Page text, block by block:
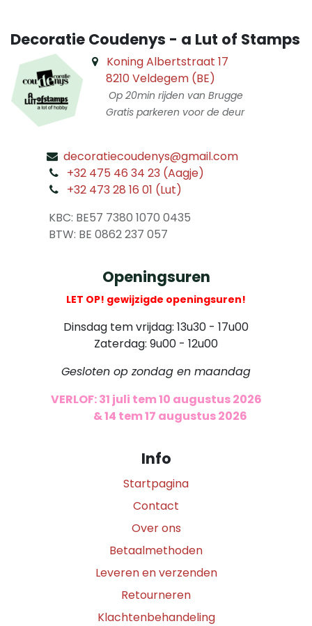
Decoratie Coudenys - a Lut of Stamps
Koning Albertstraat 17
8210 Veldegem (BE)
Op 20min rijden van Brugge
Gratis parkeren voor de deur
decoratiecoudenys@gmail.com
+32 475 46 34 23 (Aagje)
+32 473 28 16 01 (Lut)
KBC: BE57 7380 1070 0435
​ BTW: BE 0862 237 057
Openingsuren
LET OP! gewijzigde openingsuren!
Dinsdag tem vrijdag: 13u30 - 17u00
Zaterdag: 9u00 - 12u00
Gesloten op zondag en maandag
VERLOF: 31 juli tem 10 augustus 2026
& 14 tem 17 augustus 2026
Info
Startpagina
Contact
Over ons
Betaalmethoden
Leveren en verzenden
Retourneren
Klachtenbehandeling